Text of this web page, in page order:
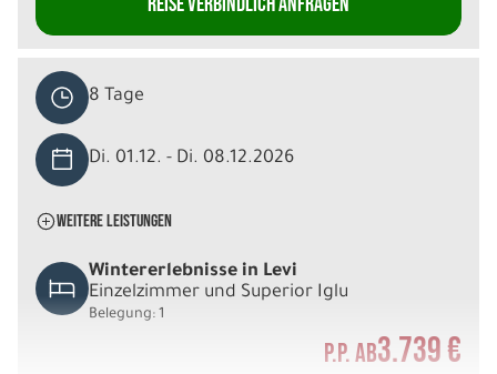
8 Tage
Di. 01.12. - Di. 08.12.2026
WEITERE LEISTUNGEN
Wintererlebnisse in Levi
Einzelzimmer und Superior Iglu
Belegung: 1
P.P. AB3.739 €